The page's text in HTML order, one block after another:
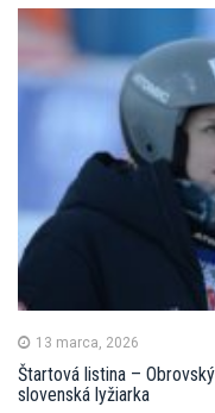
13 marca, 2026
Štartová listina –
slovenská lyžiarka